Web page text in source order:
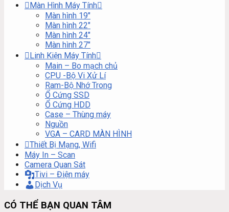
Màn Hình Máy Tính
Màn hình 19″
Màn hình 22″
Màn hình 24″
Màn hình 27″
Linh Kiện Máy Tính
Main – Bo mạch chủ
CPU -Bộ Vi Xử Lí
Ram-Bộ Nhớ Trong
Ổ Cứng SSD
Ổ Cứng HDD
Case – Thùng máy
Nguồn
VGA – CARD MÀN HÌNH
Thiết Bị Mạng, Wifi
Máy In – Scan
Camera Quan Sát
Tivi – Điện máy
Dịch Vụ
CÓ THỂ BẠN QUAN TÂM